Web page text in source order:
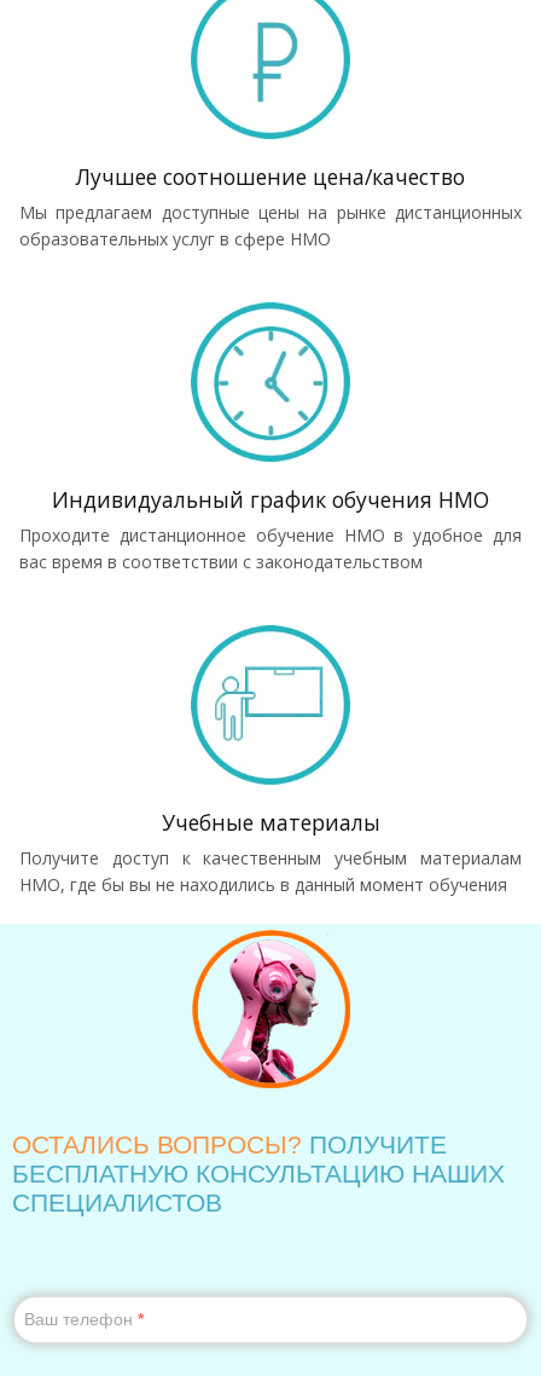
Лучшее соотношение цена/качество
Мы предлагаем доступные цены на рынке дистанционных
образовательных услуг в сфере НМО
Индивидуальный график обучения НМО
Проходите дистанционное обучение НМО в удобное для
вас время в соответствии с законодательством
Учебные материалы
Получите доступ к качественным учебным материалам
НМО, где бы вы не находились в данный момент обучения